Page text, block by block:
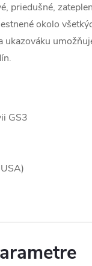
priedušné,
okolo
ukazováku
GS3